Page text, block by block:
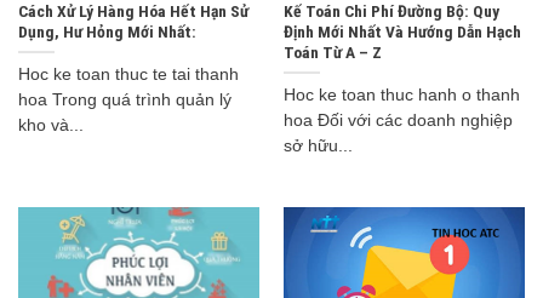
Cách Xử Lý Hàng Hóa Hết Hạn Sử
Dụng, Hư Hỏng Mới Nhất:
Hoc ke toan thuc te tai thanh
hoa Trong quá trình quản lý
kho và...
Kế Toán Chi Phí Đường Bộ: Quy
Định Mới Nhất Và Hướng Dẫn Hạch
Toán Từ A – Z
Hoc ke toan thuc hanh o thanh
hoa Đối với các doanh nghiệp
sở hữu...